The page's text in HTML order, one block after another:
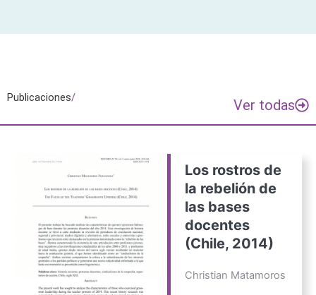
Publicaciones/ Ver todas
Los rostros de
la rebelión de
las bases
docentes
(Chile, 2014)
Christian Matamoros